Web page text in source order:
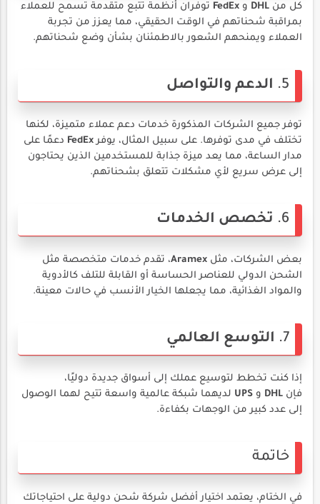
كل من DHL و FedEx توفران أنظمة تتبع متقدمة تسمح للعملاء
بمراقبة شحناتهم في الوقت الحقيقي، مما يعزز من تجربة
العملاء ويمنحهم الشعور بالاطمئنان بشأن وضع شحناتهم.
5. الدعم والتواصل
توفر جميع الشركات المذكورة خدمات دعم عملاء متميزة، لكنها
تختلف في مدى توفرها. على سبيل المثال، يوفرFedEx دعمًا على
مدار الساعة، مما يعد ميزة جذابة للمستخدمين الذين يحتاجون
إلى عرض سريع لأي مشكلات تتعلق بشحناتهم.
6. تخصص الخدمات
بعض الشركات، مثل Aramex، تقدم خدمات متخصصة مثل
الشحن الدولي للعناصر الحساسة أو القابلة للتلف كالأدوية
والمواد الغذائية، مما يجعلها الخيار الأنسب في حالات معينة.
7. التوسع العالمي
إذا كنت تخطط لتوسيع عملك إلى أسواق جديدة دوليًا،
فإن DHL و UPS لديهما شبكة عالمية واسعة تتيح لهما الوصول
إلى عدد كبير من الوجهات بكفاءة.
خاتمة
في الختام، يعتمد اختيار أفضل شركة شحن دولية على احتياجاتك